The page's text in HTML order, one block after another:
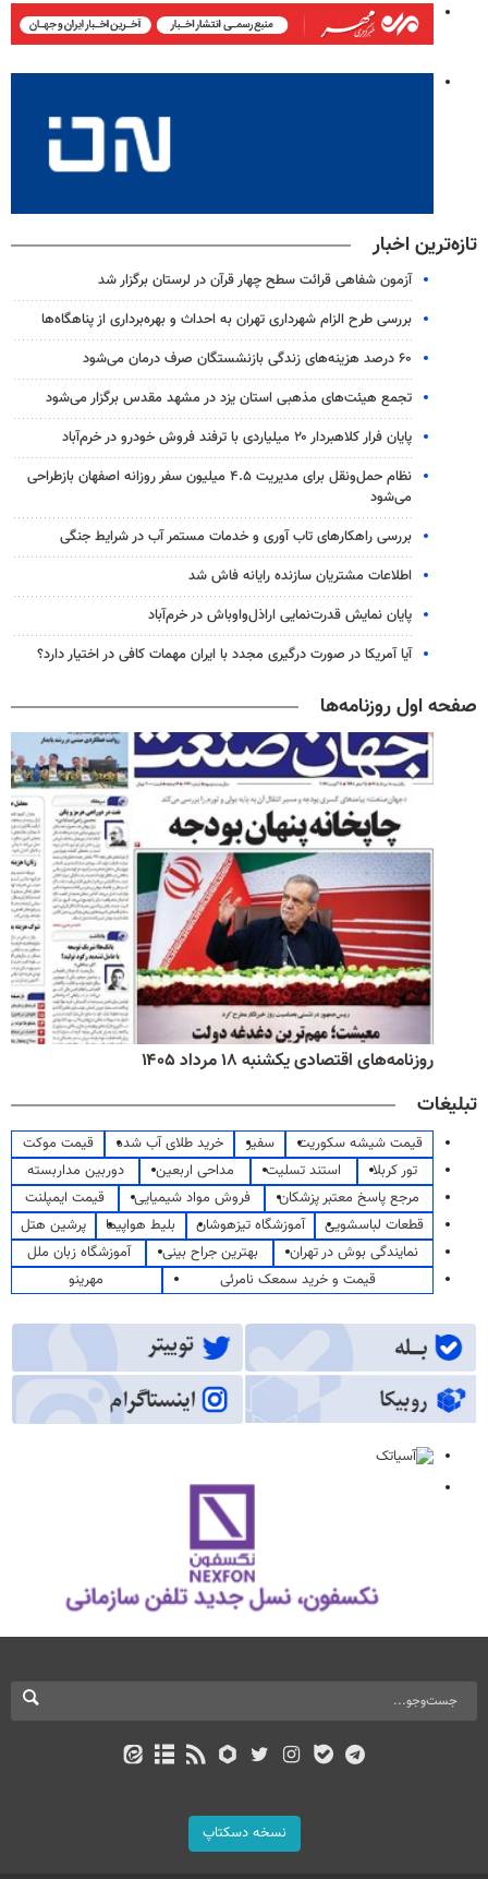
تازه‌ترین اخبار
آزمون شفاهی قرائت سطح چهار قرآن در لرستان برگزار شد
بررسی طرح الزام شهرداری تهران به احداث و بهره‌برداری از پناهگاه‌ها
۶۰ درصد هزینه‌های زندگی بازنشستگان صرف درمان می‌شود
تجمع هیئت‌های مذهبی استان یزد در مشهد مقدس برگزار می‌شود
پایان فرار کلاهبردار ۲۰ میلیاردی با ترفند فروش خودرو در خرم‌آباد
نظام حمل‌ونقل برای مدیریت ۴.۵ میلیون سفر روزانه اصفهان بازطراحی
می‌شود
بررسی راهکارهای تاب آوری و خدمات مستمر آب در شرایط جنگی
اطلاعات مشتریان سازنده رایانه فاش شد
پایان نمایش قدرت‌نمایی اراذل‌واوباش در خرم‌آباد
آیا آمریکا در صورت درگیری مجدد با ایران مهمات کافی در اختیار دارد؟
صفحه اول روزنامه‌ها
روزنامه‌های اقتصادی یکشنبه ۱۸ مرداد ۱۴۰۵
تبلیغات
قیمت شیشه سکوریت سفیر خرید طلای آب شده
قیمت موکت
تور کربلا
استند تسلیت مداحی اربعین
دوربین مداربسته
مرجع پاسخ معتبر پزشکان
فروش مواد شیمیایی
قیمت ایمپلنت
قطعات لباسشویی
آموزشگاه تیزهوشان بلیط هواپیما
پرشین هتل
نمایندگی بوش در تهران
بهترین جراح بینی
آموزشگاه زبان ملل
قیمت و خرید سمعک نامرئی
مهرینو
نسخه دسکتاپ